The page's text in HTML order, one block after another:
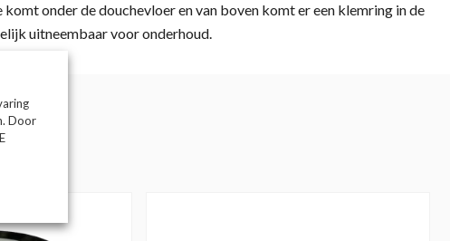
onder de douchevloer en van boven komt er een klemring in de
uitneembaar voor onderhoud.
Door